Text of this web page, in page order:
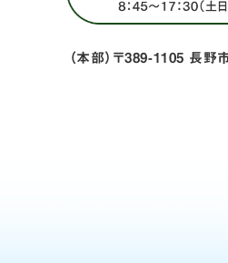
（本部）〒389-1105 長